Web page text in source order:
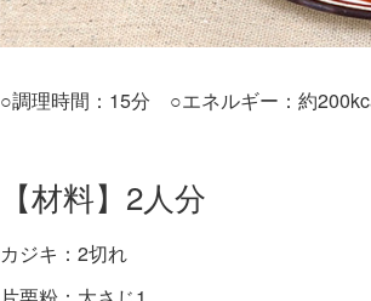
○調理時間：15分 ○エネルギー：約
【材料】2人分
カジキ：2切れ